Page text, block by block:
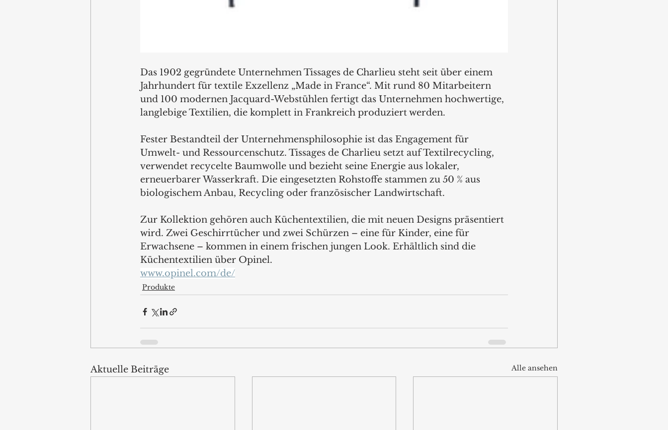
Das 1902 gegründete Unternehmen Tissages de Charlieu steht seit über einem
Jahrhundert für textile Exzellenz „Made in France“. Mit rund 80 Mitarbeitern
und 100 modernen Jacquard-Webstühlen fertigt das Unternehmen hochwertige,
langlebige Textilien, die komplett in Frankreich produziert werden.
Fester Bestandteil der Unternehmensphilosophie ist das Engagement für
Umwelt- und Ressourcenschutz. Tissages de Charlieu setzt auf Textilrecycling,
verwendet recycelte Baumwolle und bezieht seine Energie aus lokaler,
erneuerbarer Wasserkraft. Die eingesetzten Rohstoffe stammen zu 50 % aus
biologischem Anbau, Recycling oder französischer Landwirtschaft.
Zur Kollektion gehören auch Küchentextilien, die mit neuen Designs präsentiert
wird. Zwei Geschirrtücher und zwei Schürzen – eine für Kinder, eine für
Erwachsene – kommen in einem frischen jungen Look. Erhältlich sind die
Küchentextilien über Opinel.
www.opinel.com/de/
Produkte
Aktuelle Beiträge Alle ansehen